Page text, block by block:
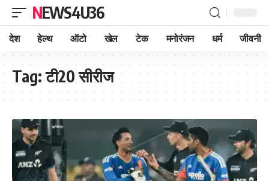
NEWS4U36
देश हेल्थ ऑटो खेल टेक मनोरंजन धर्म जीवनी
Tag:टी20 सीरीज